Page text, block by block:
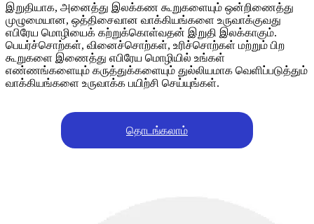
இறுதியாக, அனைத்து இலக்கண கூறுகளையும் ஒன்றிணைத்து
முழுமையான, ஒத்திசைவான வாக்கியங்களை உருவாக்குவது
எபிரேய மொழியைக் கற்றுக்கொள்வதன் இறுதி இலக்காகும்.
பெயர்ச்சொற்கள், வினைச்சொற்கள், உரிச்சொற்கள் மற்றும் பிற
கூறுகளை இணைத்து எபிரேய மொழியில் உங்கள்
எண்ணங்களையும் கருத்துக்களையும் துல்லியமாக வெளிப்படுத்தும்
வாக்கியங்களை உருவாக்க பயிற்சி செய்யுங்கள்.
தொடங்கலாம்